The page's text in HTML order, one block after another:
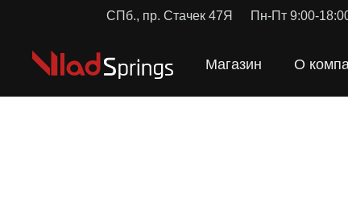
СПб., пр. Стачек 47Я Пн-Пт 9:00-
Магазин О